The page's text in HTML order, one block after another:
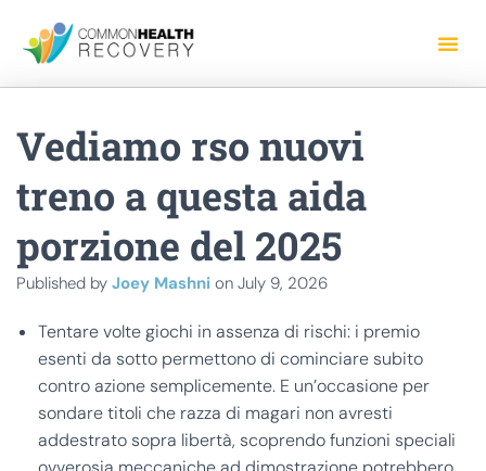
Vediamo rso nuovi
treno a questa aida
porzione del 2025
Published by Joey Mashni on July 9, 2026
Tentare volte giochi in assenza di rischi: i premio
esenti da sotto permettono di cominciare subito
contro azione semplicemente. E un’occasione per
sondare titoli che razza di magari non avresti
addestrato sopra libertà, scoprendo funzioni speciali